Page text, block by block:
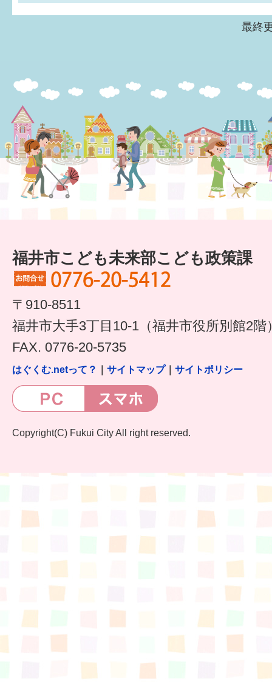
最終
福井市こども未来部こども政策課
〒910-8511
福井市大手3丁目10-1（福井市役所別館2階
FAX. 0776-20-5735
はぐくむ.netって？ サイトマップ｜ サイトポリシー
Copyright(C) Fukui City All right reserved.